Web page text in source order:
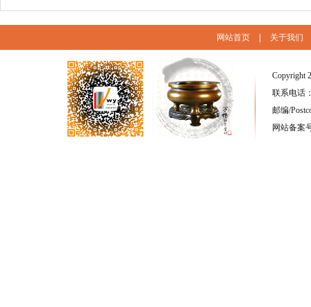
网站首页 关于我们
Copyright
联系电话
邮编/
网站备案